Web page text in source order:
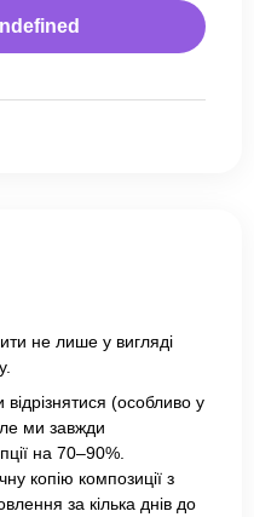
не лише у вигляді
відрізнятися (особливо у
ми завжди
на 70–90%.
копію композиції з
за кілька днів до